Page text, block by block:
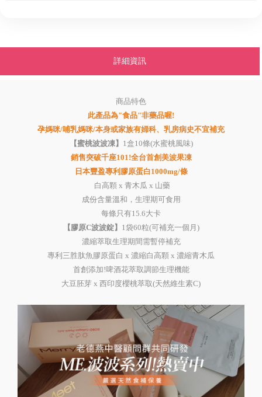
詳細資訊
商品特色
此產品為"食品"非藥品喔!
孕媽咪/哺乳媽咪/本身或家族有婦科、乳房病史不宜補充
【蜜桃波波凍】 1盒10條(水蜜桃風味)
銷售突破千座101!全台首創美波果凍
日本豐盈專利膠原蛋白1000mg/條
白高顆 x 青木瓜 x 山藥
成份含量溫和，生理期可食用
每條只有15.6大卡
【膠原C波波錠】 1袋60粒(可補充一個月)
濃縮萃取生理期間需暫停補充
專利三胜肽魚膠原蛋白 x 濃縮白高顆 x 濃縮青木瓜
首創添加!啤酒花萃取調節生理機能
大豆胚芽 x 西印度櫻桃萃取(天然維生素C)